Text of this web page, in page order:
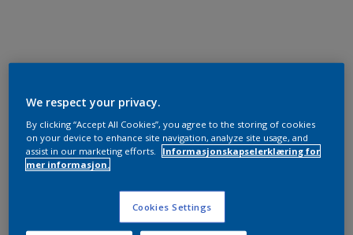
We respect your privacy.
By clicking “Accept All Cookies”, you agree to the storing of cookies
on your device to enhance site navigation, analyze site usage, and
assist in our marketing efforts.
Informasjonskapselerklæring for
mer informasjon.
Cookies Settings